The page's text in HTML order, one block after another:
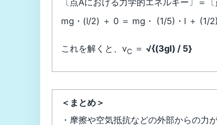
〔点Aにおける力学的エネルギー〕
mg・(l/2) ＋ 0 ＝ mg・ (1/5)・l ＋ (1/
これを解くと、vC ＝ √{(3gl) / 5}
＜まとめ＞
・摩擦や空気抵抗などの外部からの力